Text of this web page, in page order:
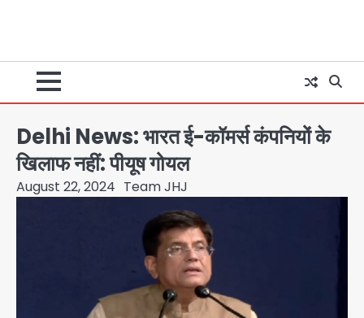
Delhi News: भारत ई-कॉमर्स कंपनियों के
खिलाफ नहीं: पीयूष गोयल
August 22, 2024 Team JHJ